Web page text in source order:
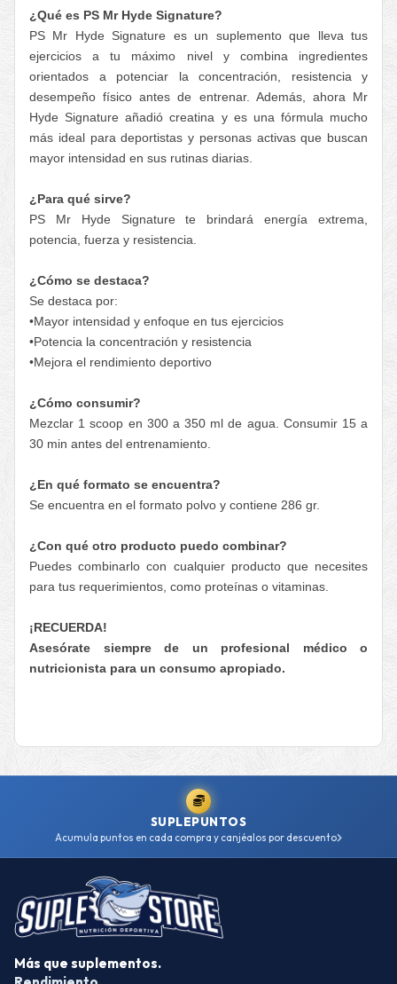
¿Qué es PS Mr Hyde Signature?
PS Mr Hyde Signature es un suplemento que lleva tus
ejercicios a tu máximo nivel y combina ingredientes
orientados a potenciar la concentración, resistencia y
desempeño físico antes de entrenar. Además, ahora Mr
Hyde Signature añadió creatina y es una fórmula mucho
más ideal para deportistas y personas activas que buscan
mayor intensidad en sus rutinas diarias.
¿Para qué sirve?
PS Mr Hyde Signature te brindará energía extrema,
potencia, fuerza y resistencia.
¿Cómo se destaca?
Se destaca por:
•Mayor intensidad y enfoque en tus ejercicios
•Potencia la concentración y resistencia
•Mejora el rendimiento deportivo
¿Cómo consumir?
Mezclar 1 scoop en 300 a 350 ml de agua. Consumir 15 a
30 min antes del entrenamiento.
¿En qué formato se encuentra?
Se encuentra en el formato polvo y contiene 286 gr.
¿Con qué otro producto puedo combinar?
Puedes combinarlo con cualquier producto que necesites
para tus requerimientos, como proteínas o vitaminas.
¡RECUERDA!
Asesórate siempre de un profesional médico o
nutricionista para un consumo apropiado.
SUPLEPUNTOS
Acumula puntos en cada compra y canjéalos por descuento
Más que suplementos.